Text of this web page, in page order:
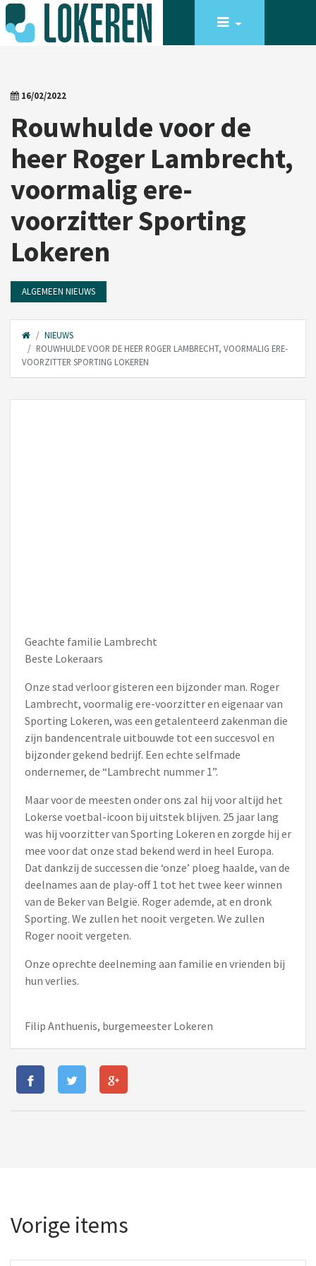
16/02/2022
Rouwhulde voor de
heer Roger Lambrecht,
voormalig ere-
voorzitter Sporting
Lokeren
ALGEMEEN NIEUWS
NIEUWS
ROUWHULDE VOOR DE HEER ROGER LAMBRECHT, VOORMALIG ERE-
VOORZITTER SPORTING LOKEREN
Geachte familie Lambrecht
Beste Lokeraars
Onze stad verloor gisteren een bijzonder man. Roger
Lambrecht, voormalig ere-voorzitter en eigenaar van
Sporting Lokeren, was een getalenteerd zakenman die
zijn bandencentrale uitbouwde tot een succesvol en
bijzonder gekend bedrijf. Een echte selfmade
ondernemer, de “Lambrecht nummer 1”.
Maar voor de meesten onder ons zal hij voor altijd het
Lokerse voetbal-icoon bij uitstek blijven. 25 jaar lang
was hij voorzitter van Sporting Lokeren en zorgde hij er
mee voor dat onze stad bekend werd in heel Europa.
Dat dankzij de successen die ‘onze’ ploeg haalde, van de
deelnames aan de play-off 1 tot het twee keer winnen
van de Beker van België. Roger ademde, at en dronk
Sporting. We zullen het nooit vergeten. We zullen
Roger nooit vergeten.
Onze oprechte deelneming aan familie en vrienden bij
hun verlies.
Filip Anthuenis, burgemeester Lokeren
Vorige items